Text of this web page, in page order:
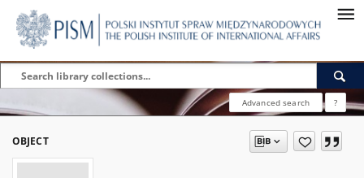
Advanced search ?
OBJECT